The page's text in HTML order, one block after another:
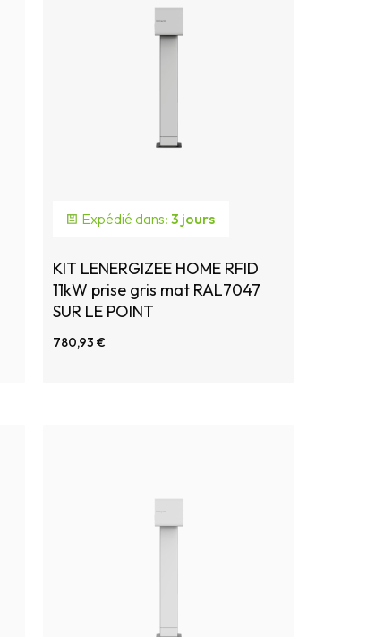
Expédié dans: 3 jours
KIT LENERGIZEE HOME RFID
11kW prise gris mat RAL7047
SUR LE POINT
780,93 €